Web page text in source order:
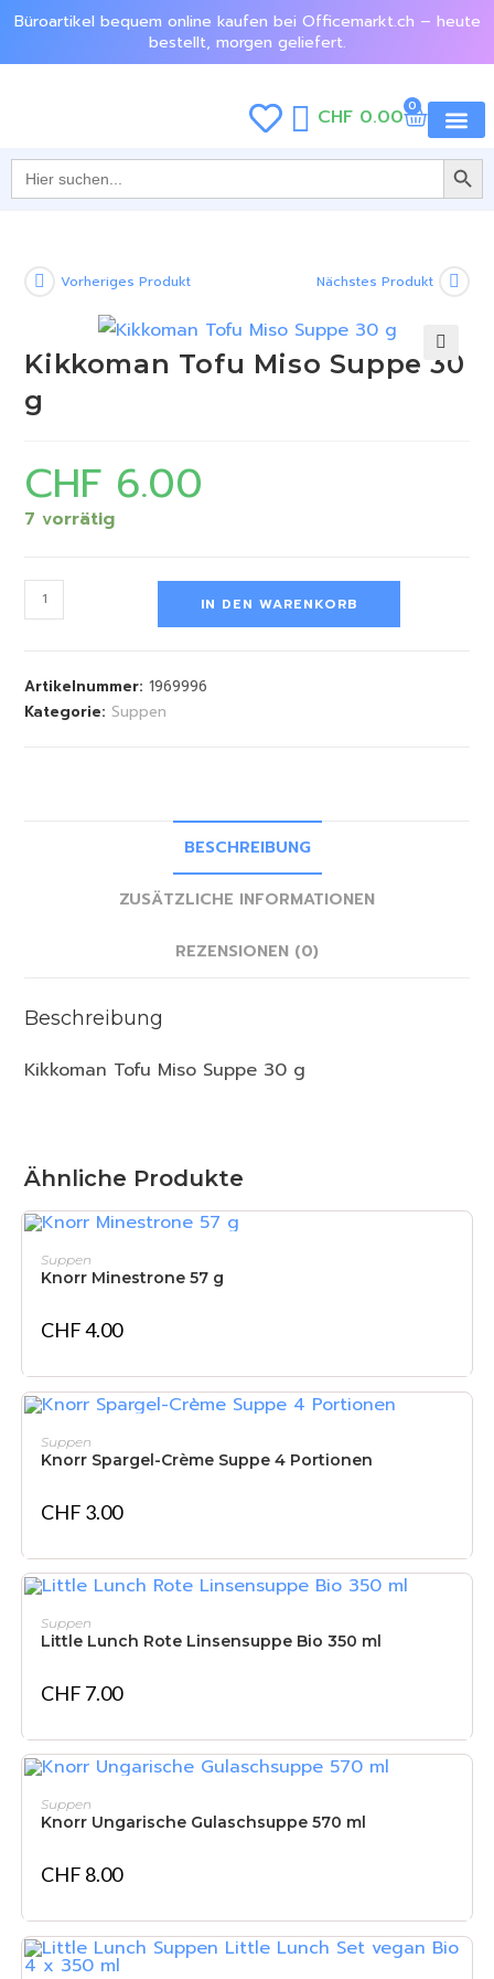
Büroartikel bequem online kaufen bei Officemarkt.ch – heute
bestellt, morgen geliefert.
CHF 0.00 0
Search
for:
SEARCH
Vorheriges Produkt Nächstes Produkt
🔍
Kikkoman Tofu Miso Suppe 30
g
CHF 6.00
7 vorrätig
IN DEN WARENKORB
Artikelnummer:1969996
Kategorie: Suppen
BESCHREIBUNG
ZUSÄTZLICHE INFORMATIONEN
REZENSIONEN (0)
Beschreibung
Kikkoman Tofu Miso Suppe 30 g
Ähnliche Produkte
Suppen
Knorr Minestrone 57 g
CHF4.00
Suppen
Knorr Spargel-Crème Suppe 4 Portionen
CHF 3.00
Suppen
Little Lunch Rote Linsensuppe Bio 350 ml
CHF 7.00
Suppen
Knorr Ungarische Gulaschsuppe 570 ml
CHF 8.00